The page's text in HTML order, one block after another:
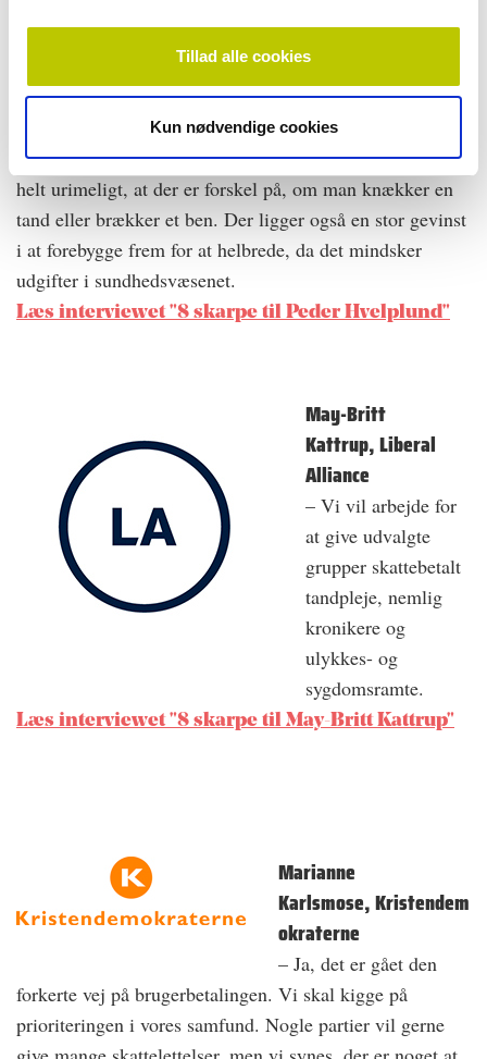
Tillad alle cookies
Kun nødvendige cookies
Det vil koste 7,4 mia. kr.
om året at fjerne
brugerbetalingen helt –
det er vores langsigtede
mål, som vi har finansieret i vores sundhedsudspil. Det er
helt urimeligt, at der er forskel på, om man knækker en
tand eller brækker et ben. Der ligger også en stor gevinst
i at forebygge frem for at helbrede, da det mindsker
udgifter i sundhedsvæsenet.
Læs interviewet "8 skarpe til Peder Hvelplund"
May-Britt
Kattrup, Liberal
Alliance
– Vi vil arbejde for
at give udvalgte
grupper skattebetalt
tandpleje, nemlig
kronikere og
ulykkes- og
sygdomsramte.
Læs interviewet "8 skarpe til May-Britt Kattrup"
Marianne
Karlsmose, Kristendem
okraterne
– Ja, det er gået den
forkerte vej på brugerbetalingen. Vi skal kigge på
prioriteringen i vores samfund. Nogle partier vil gerne